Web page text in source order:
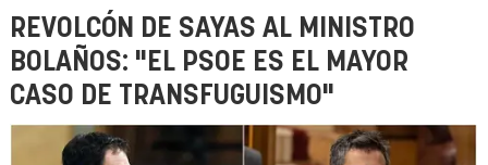
REVOLCÓN DE SAYAS AL MINISTRO
BOLAÑOS: "EL PSOE ES EL MAYOR
CASO DE TRANSFUGUISMO"